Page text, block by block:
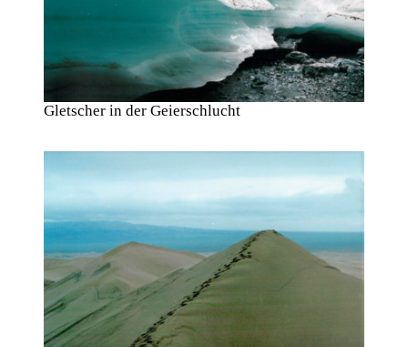
Gletscher in der Geierschlucht